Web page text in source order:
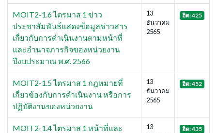
MOIT2-1.6 ไตรมาส 1 ข่าว
ประชาสัมพันธ์แสดงข้อมูลข่าวสาร
เกี่ยวกับการดำเนินงานตามหน้าที่
และอำนาจภารกิจของหน่วยงาน
ปีงบประมาณ พ.ศ. 2566
13
ธันวาคม
2565
ฮิต: 425
MOIT2-1.5 ไตรมาส 1 กฎหมายที่
เกี่ยวข้องกับการดำเนินงาน หรือการ
ปฏิบัติงานของหน่วยงาน
13
ธันวาคม
2565
ฮิต: 452
MOIT2-1.4 ไตรมาส 1 หน้าที่และ
13
ฮิต: 435